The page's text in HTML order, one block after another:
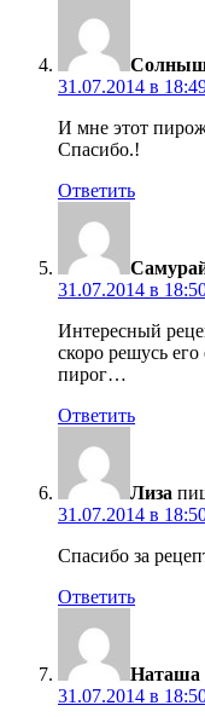
31.07.2014 в
И мне этот
Спасибо.!
Ответить
31.07.2014 в
Интересный
скоро решусь
пирог…
Ответить
Лиза
31.07.2014 в
Спасибо за
Ответить
Наташа
31.07.2014 в